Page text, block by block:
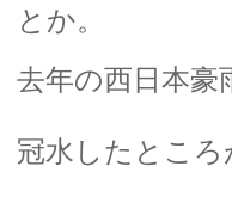
とか。
去年の西日本豪
冠水したところ